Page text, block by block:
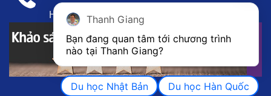
Hotline: 091 858 2233
Thanh Giang
Bạn đang quan tâm tới chương trình
nào tại Thanh Giang?
Du học Nhật Bản
Du học Hàn Quốc